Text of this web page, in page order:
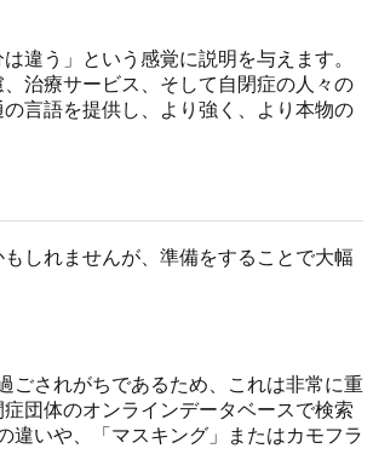
違う」という感覚に説明を与えます。
治療サービス、そして自閉症の人々の
言語を提供し、より強く、より本物の
しれませんが、準備をすることで大幅
ごされがちであるため、これは非常に重
団体のオンラインデータベースで検索
違いや、「マスキング」またはカモフラ